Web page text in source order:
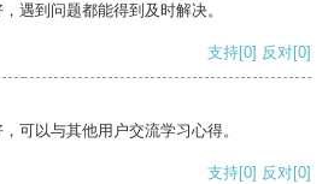
遇到问题都能得到及时解决。
支持[0] 反对[0]
可以与其他用户交流学习心得。
支持[0] 反对[0]